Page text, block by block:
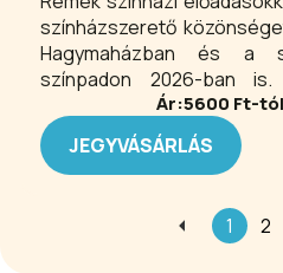
színházszerető
Hagymaházban és a
színpadon 2026-ban
színházi előadások minden
különleges élményt
közönségnek. Klasszikus
darabok, zenés és prózai
váltják egymást, így
megtalálhatja a hozzá
Ár:5600 Ft-tól
JEGYVÁSÁRLÁS
1 2